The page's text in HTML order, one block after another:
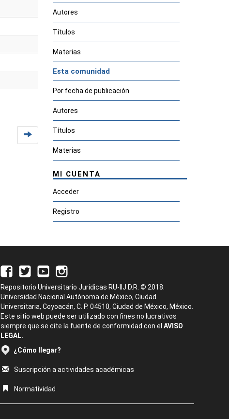
Autores
Títulos
Materias
Esta comunidad
Por fecha de publicación
Autores
Títulos
Materias
MI CUENTA
Acceder
Registro
Repositorio Universitario Jurídicas RU-IIJ D.R. © 2018.
Universidad Nacional Autónoma de México, Ciudad
Universitaria, Coyoacán, C. P. 04510, Ciudad de México, México.
Este sitio web puede ser utilizado con fines no lucrativos
siempre que se cite la fuente de conformidad con el AVISO
LEGAL.
¿Cómo llegar?
Suscripción a actividades académicas
Normatividad